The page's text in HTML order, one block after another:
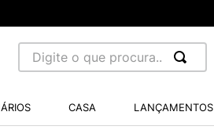
Digite o que procura...
CASA LANÇAMENTOS
BALANCE 530